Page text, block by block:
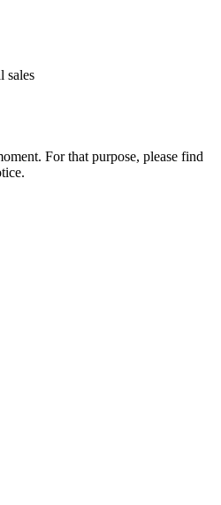
sales
For that purpose, please find